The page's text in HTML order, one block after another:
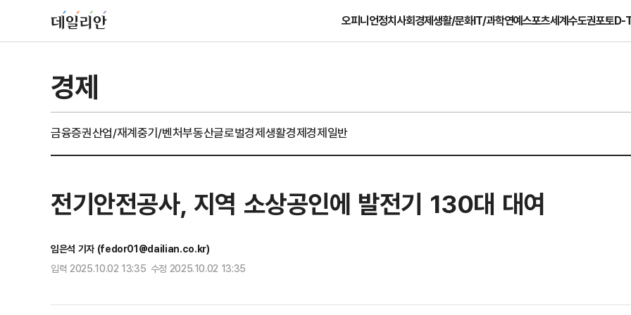
오피니언정치사회경제생활/문화IT/과학연예스포츠세계수도권포토D-
경제
금융증권산업/재계중기/벤처부동산글로벌경제생활경제경제일반
전기안전공사, 지역 소상공인에 발전기 130대 대여
임은석 기자 (fedor01@dailian.co.kr)
입력 2025.10.02 13:35 수정 2025.10.02 13:35